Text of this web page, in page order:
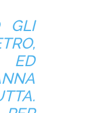
GLI
ED